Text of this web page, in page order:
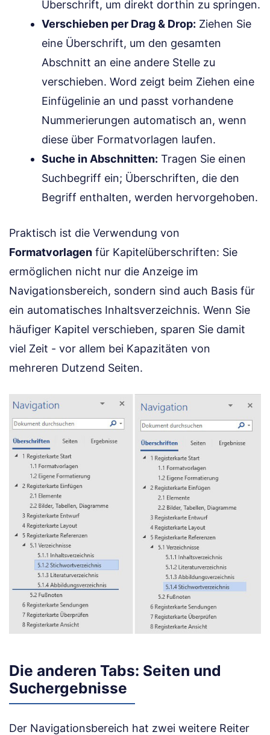
Überschrift, um direkt dorthin zu springen.
Verschieben per Drag & Drop: Ziehen Sie
eine Überschrift, um den gesamten
Abschnitt an eine andere Stelle zu
verschieben. Word zeigt beim Ziehen eine
Einfügelinie an und passt vorhandene
Nummerierungen automatisch an, wenn
diese über Formatvorlagen laufen.
Suche in Abschnitten: Tragen Sie einen
Suchbegriff ein; Überschriften, die den
Begriff enthalten, werden hervorgehoben.
Praktisch ist die Verwendung von
Formatvorlagen für Kapitelüberschriften: Sie
ermöglichen nicht nur die Anzeige im
Navigationsbereich, sondern sind auch Basis für
ein automatisches Inhaltsverzeichnis. Wenn Sie
häufiger Kapitel verschieben, sparen Sie damit
viel Zeit - vor allem bei Kapazitäten von
mehreren Dutzend Seiten.
Die anderen Tabs: Seiten und
Suchergebnisse
Der Navigationsbereich hat zwei weitere Reiter